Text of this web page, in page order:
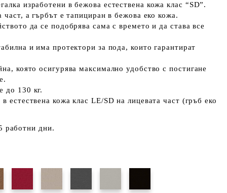
изработени в бежова естествена кожа клас “SD”.
част, а гърбът е тапициран в бежова еко кожа.
да се подобрява сама с времето и да става все
и има протектори за пода, които гарантират
която осигурява максимално удобство с постигане
до 130 кг.
естествена кожа клас LE/SD на лицевата част (гръб еко
работни дни.